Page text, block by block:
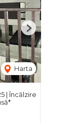
Harta
Next
| Încălzire